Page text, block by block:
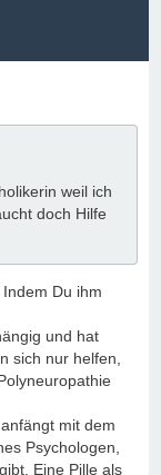
weil ich
doch Hilfe
Du ihm
und hat
sich nur helfen,
mit dem
Psychologen,
Eine Pille als